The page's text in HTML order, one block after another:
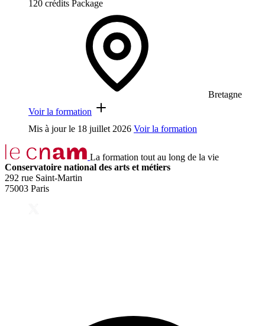
120 crédits Package
Bretagne
Voir la formation
Mis à jour le 18 juillet 2026 Voir la formation
La formation tout au long de la vie
Conservatoire national des arts et métiers
292 rue Saint-Martin
75003 Paris